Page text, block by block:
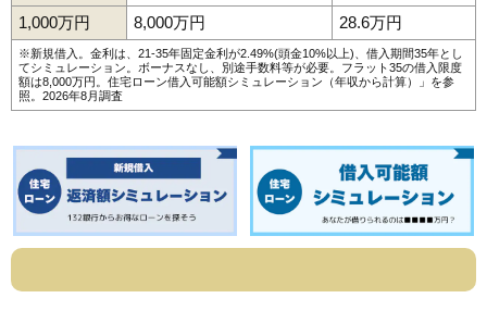
1,000万円
8,000万円 28.6万円
※新規借入。金利は、21-35年固定金利が2.49%(頭金10%以上)、借入期間35年とし
てシミュレーション。ボーナスなし、別途手数料等が必要。フラット35の借入限度
額は8,000万円。 住宅ローン借入可能額シミュレーション（年収から計算）
」を参
照。2026年8月調査